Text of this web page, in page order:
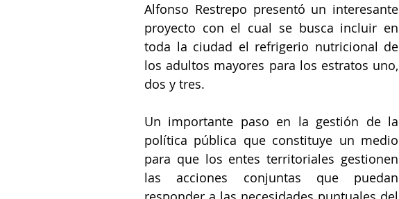
Alfonso Restrepo presentó un interesante
proyecto con el cual se busca incluir en
toda la ciudad el refrigerio nutricional de
los adultos mayores para los estratos uno,
dos y tres.
Un importante paso en la gestión de la
política pública que constituye un medio
para que los entes territoriales gestionen
las acciones conjuntas que puedan